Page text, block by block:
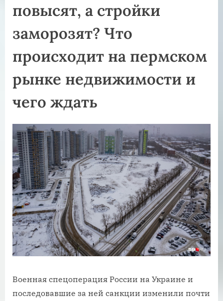
повысят, а стройки
заморозят? Что
происходит на пермском
рынке недвижимости и
чего ждать
Военная спецоперация России на Украине и
последовавшие за ней санкции изменили почти